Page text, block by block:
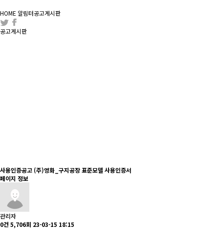
HOME 알림터공고게시판
공고게시판
사용인증공고 (주)영화_구지공장 표준모델 사용인증서
페이지 정보
관리자
0건 5,706회 23-03-15 18:15